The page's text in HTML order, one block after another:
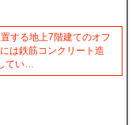
する地上7階建てのオフ
は鉄筋コンクリート造
てい…